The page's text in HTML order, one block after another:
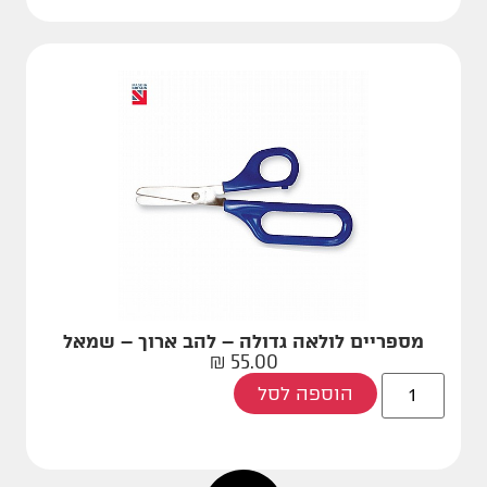
מספריים לולאה גדולה – להב ארוך – שמאל
55.00
₪
הוספה לסל